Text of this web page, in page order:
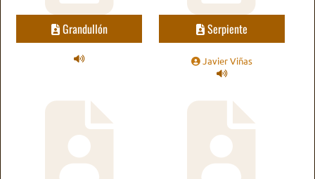
Grandullón Serpiente
Javier Viñas